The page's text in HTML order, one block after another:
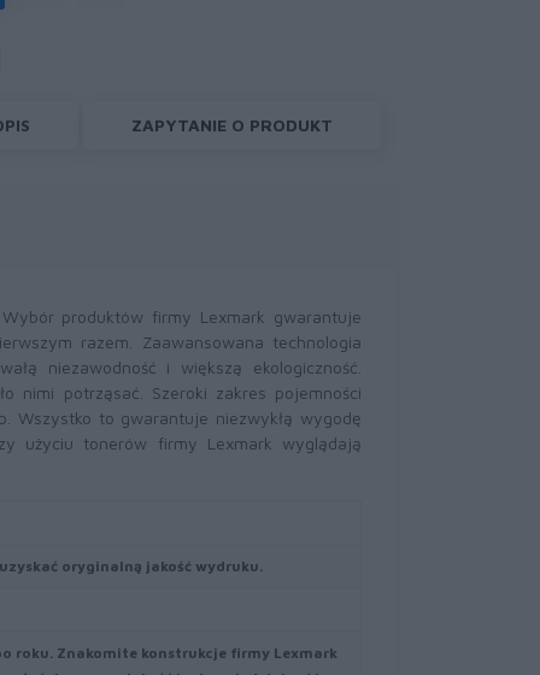
ZAPYTANIE O PRODUKT
produktów firmy Lexmark gwarantuje
razem. Zaawansowana technologia
niezawodność i większą ekologiczność.
nimi potrząsać. Szeroki zakres pojemności
Wszystko to gwarantuje niezwykłą wygodę
użyciu tonerów firmy Lexmark wyglądają
oryginalną jakość wydruku.
roku. Znakomite konstrukcje firmy Lexmark